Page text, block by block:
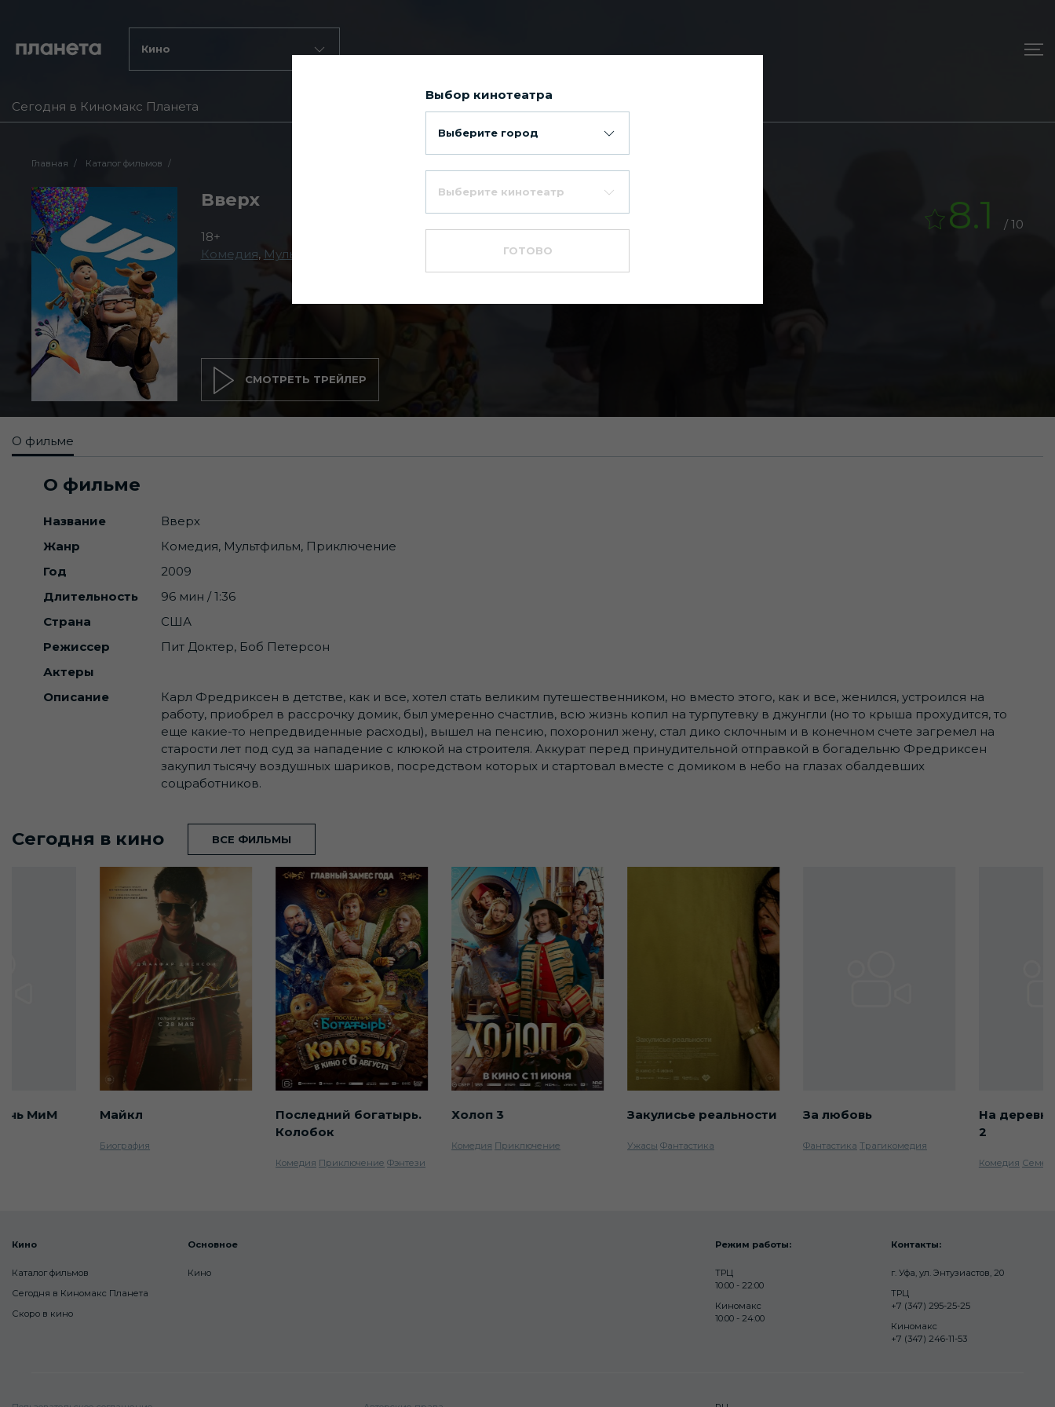
Кино
Сегодня в Киномакс Планета
Главная Каталог фильмов
Вверх
18+
Комедия, Мультфильм
8.1 / 10
СМОТРЕТЬ ТРЕЙЛЕР
О фильме
О фильме
Название
Вверх
Жанр
Комедия, Мультфильм, Приключение
Год
2009
Длительность
96 мин / 1:36
Страна
США
Режиссер
Пит Доктер, Боб Петерсон
Актеры
Описание
Карл Фредриксен в детстве, как и все, хотел стать великим путешественником, но вместо этого, как и все, женился, устроился на
работу, приобрел в рассрочку домик, был умеренно счастлив, всю жизнь копил на турпутевку в джунгли (но то крыша прохудится, то
еще какие-то непредвиденные расходы), вышел на пенсию, похоронил жену, стал дико склочным и в конечном счете загремел на
старости лет под суд за нападение с клюкой на строителя. Аккурат перед принудительной отправкой в богадельню Фредриксен
закупил тысячу воздушных шариков, посредством которых и стартовал вместе с домиком в небо на глазах обалдевших
соцработников.
Сегодня в кино ВСЕ ФИЛЬМЫ
Холоп 3
Комедия Приключение
Закулисье реальности
Ужасы Фантастика
За любовь
Фантастика Трагикомедия
На
2
Комедия
МиМ Майкл
Биография
Последний богатырь.
Колобок
Комедия Приключение Фэнтези
Кино
Каталог фильмов
Сегодня в Киномакс Планета
Скоро в кино
Основное
Кино
Режим работы:
ТРЦ
10:00 - 22:00
Киномакс
10:00 - 24:00
Контакты:
г. Уфа, ул. Энтузиастов, 20
ТРЦ
+7 (347) 295-25-25
Киномакс
+7 (347) 246-11-53
Выбор кинотеатра
Выберите город
Выберите кинотеатр
ГОТОВО